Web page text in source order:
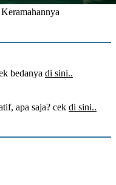
bedanya di sini..
apa saja? cek di sini..